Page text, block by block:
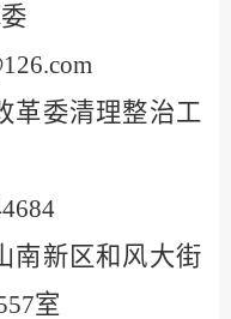
革委清理整治工
南新区和风大街
室